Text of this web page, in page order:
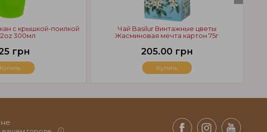
Чай Basilur Винтажные цветы
Жасминовая мечта картон 75г
205.00 грн
Купить
с крышкой-поилкой
300мл
грн
Купить